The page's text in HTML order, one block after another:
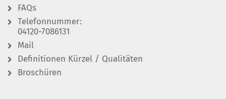
FAQs
Telefonnummer:
04120-7086131
Mail
Definitionen Kürzel / Qualitäten
Broschüren